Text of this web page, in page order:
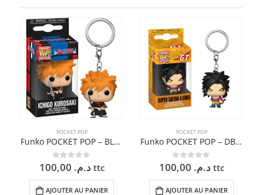
POCKET POP
Funko POCKET POP – BLEACH – ICHIGO FB SHIKAI
0 sur 5د.م. ttc
AJOUTER AU PANIER
POCKET POP
Funko POCKET POP – DBZ – DBGT SS4 GOKU
0 sur 5د.م. ttc
AJOUTER AU PANIER